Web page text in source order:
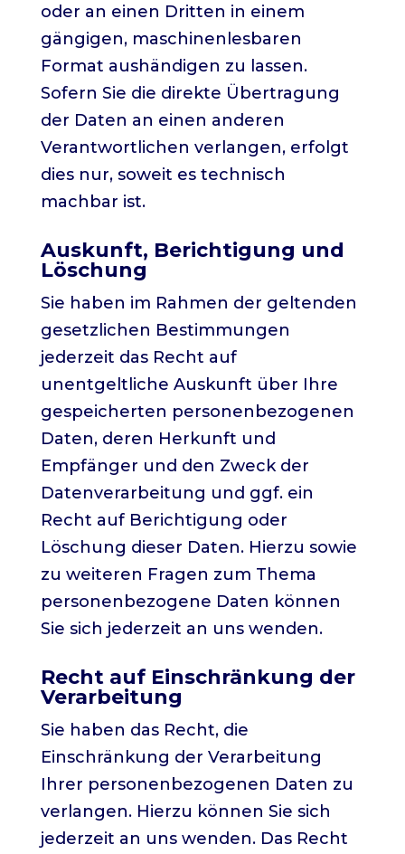
oder an einen Dritten in einem
gängigen, maschinenlesbaren
Format aushändigen zu lassen.
Sofern Sie die direkte Übertragung
der Daten an einen anderen
Verantwortlichen verlangen, erfolgt
dies nur, soweit es technisch
machbar ist.
Auskunft, Berichtigung und
Löschung
Sie haben im Rahmen der geltenden
gesetzlichen Bestimmungen
jederzeit das Recht auf
unentgeltliche Auskunft über Ihre
gespeicherten personenbezogenen
Daten, deren Herkunft und
Empfänger und den Zweck der
Datenverarbeitung und ggf. ein
Recht auf Berichtigung oder
Löschung dieser Daten. Hierzu sowie
zu weiteren Fragen zum Thema
personenbezogene Daten können
Sie sich jederzeit an uns wenden.
Recht auf Einschränkung der
Verarbeitung
Sie haben das Recht, die
Einschränkung der Verarbeitung
Ihrer personenbezogenen Daten zu
verlangen. Hierzu können Sie sich
jederzeit an uns wenden. Das Recht